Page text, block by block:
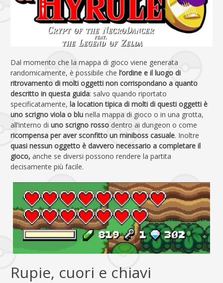
Dal momento che la mappa di gioco viene generata
randomicamente, è possibile che l’ordine e il luogo di
ritrovamento di molti oggetti non corrispondano a quanto
descritto in questa guida: salvo quando riportato
specificatamente, la location tipica di molti di questi oggetti è
uno scrigno viola o blu nella mappa di gioco o in una grotta,
all’interno di uno scrigno rosso dentro ai dungeon o come
ricompensa per aver sconfitto un miniboss casuale. Inoltre
quasi nessun oggetto è davvero necessario a completare il
gioco, anche se diversi possono rendere la partita
decisamente più facile.
Rupie, cuori e chiavi